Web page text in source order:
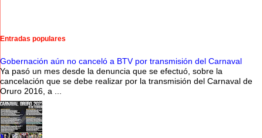
Entradas populares
Gobernación aún no canceló a BTV por transmisión del Carnaval
Ya pasó un mes desde la denuncia que se efectuó, sobre la
cancelación que se debe realizar por la transmisión del Carnaval de
Oruro 2016, a ...